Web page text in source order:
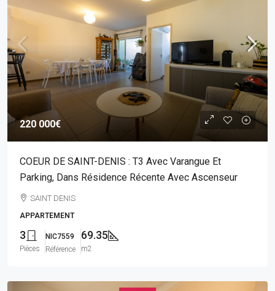
220 000€
COEUR DE SAINT-DENIS : T3 Avec Varangue Et
Parking, Dans Résidence Récente Avec Ascenseur
SAINT DENIS
APPARTEMENT
3
Pièces
NIC7559
Référence
69.35
m2